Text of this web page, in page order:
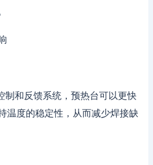
制和反馈系统，预热台可以更快
温度的稳定性，从而减少焊接缺